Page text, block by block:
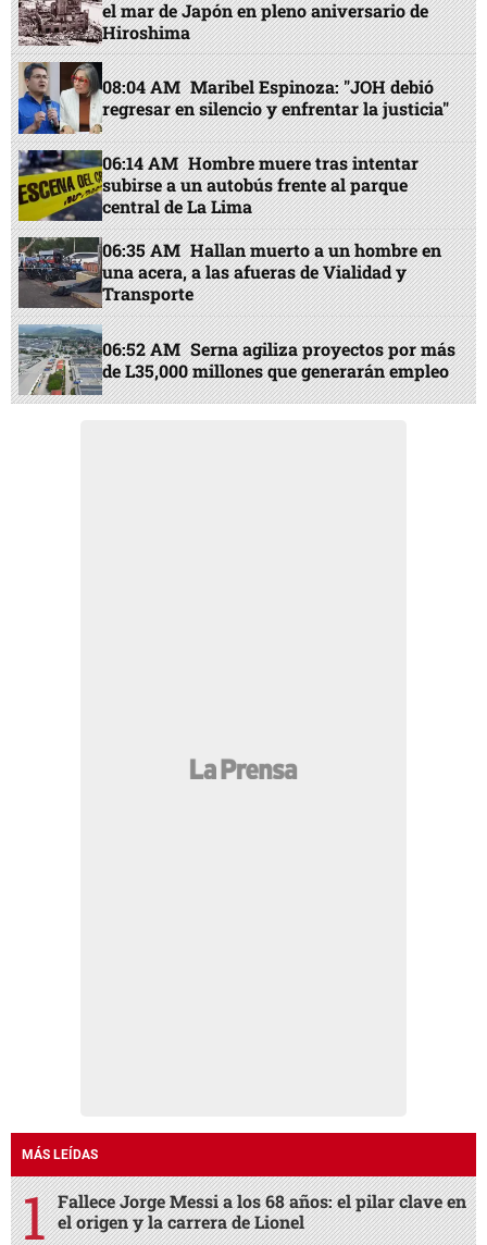
el mar de Japón en pleno aniversario de
Hiroshima
08:04 AM Maribel Espinoza: "JOH debió
regresar en silencio y enfrentar la justicia"
06:14 AM Hombre muere tras intentar
subirse a un autobús frente al parque
central de La Lima
06:35 AM Hallan muerto a un hombre en
una acera, a las afueras de Vialidad y
Transporte
06:52 AM Serna agiliza proyectos por más
de L35,000 millones que generarán empleo
MÁS LEÍDAS
Fallece Jorge Messi a los 68 años: el pilar clave en
el origen y la carrera de Lionel